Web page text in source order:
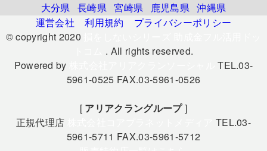
大分県 長崎県 宮崎県 鹿児島県 沖縄県
運営会社
利用規約
プライバシーポリシー
© copyright 2020
. All rights reserved.
Powered by
TEL.03-
5961-0525 FAX.03-5961-0526
[ アリアクラングループ]
正規代理店
TEL.03-
5961-5711 FAX.03-5961-5712